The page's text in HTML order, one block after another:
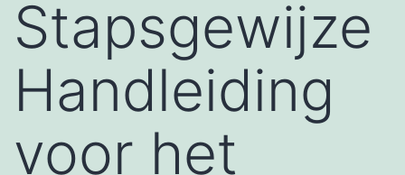
Stapsgewijze
Handleiding
voor het